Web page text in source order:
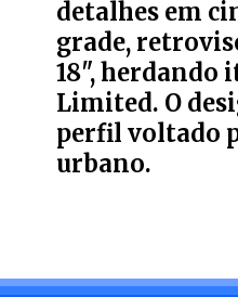
detalhes em
grade,
18", herdando
Limited. O
perfil voltado
urbano.